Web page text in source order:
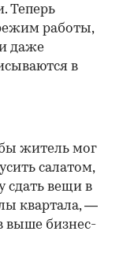
Теперь
работы,
даже
в
житель мог
салатом,
сдать вещи в
квартала, —
выше бизнес-